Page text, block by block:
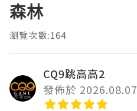
森林
瀏覽次數:164
CQ9跳高高2
發佈於 2026.08.07